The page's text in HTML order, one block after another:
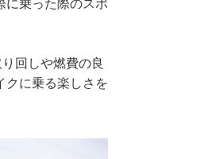
に乗った際のスポ
回しや燃費の良
クに乗る楽しさを